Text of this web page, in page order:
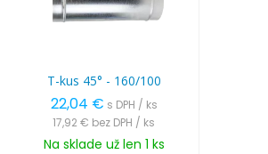
T-kus 45° - 160/100
22,04 € s DPH / ks
17,92 € bez DPH / ks
Na sklade už len 1 ks